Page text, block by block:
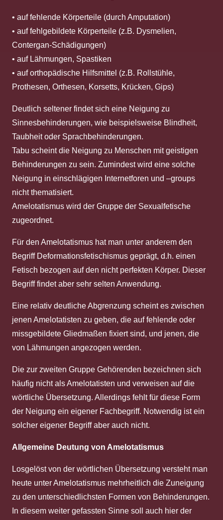
• auf fehlende Körperteile (durch Amputation)
• auf fehlgebildete Körperteile (z.B. Dysmelien,
Contergan-Schädigungen)
• auf Lähmungen, Spastiken
• auf orthopädische Hilfsmittel (z.B. Rollstühle,
Prothesen, Orthesen, Korsetts, Krücken, Gips)
Deutlich seltener findet sich eine Neigung zu
Sinnesbehinderungen, wie beispielsweise Blindheit,
Taubheit oder Sprachbehinderungen.
Tabu scheint die Neigung zu Menschen mit geistigen
Behinderungen zu sein. Zumindest wird eine solche
Neigung in einschlägigen Internetforen und –groups
nicht thematisiert.
Amelotatismus wird der Gruppe der Sexualfetische
zugeordnet.
Für den Amelotatismus hat man unter anderem den
Begriff Deformationsfetischismus geprägt, d.h. einen
Fetisch bezogen auf den nicht perfekten Körper. Dieser
Begriff findet aber sehr selten Anwendung.
Eine relativ deutliche Abgrenzung scheint es zwischen
jenen Amelotatisten zu geben, die auf fehlende oder
missgebildete Gliedmaßen fixiert sind, und jenen, die
von Lähmungen angezogen werden.
Die zur zweiten Gruppe Gehörenden bezeichnen sich
häufig nicht als Amelotatisten und verweisen auf die
wörtliche Übersetzung. Allerdings fehlt für diese Form
der Neigung ein eigener Fachbegriff. Notwendig ist ein
solcher eigener Begriff aber auch nicht.
Allgemeine Deutung von Amelotatismus
Losgelöst von der wörtlichen Übersetzung versteht man
heute unter Amelotatismus mehrheitlich die Zuneigung
zu den unterschiedlichsten Formen von Behinderungen.
In diesem weiter gefassten Sinne soll auch hier der